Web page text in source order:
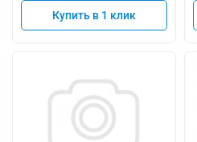
Купить в 1 клик